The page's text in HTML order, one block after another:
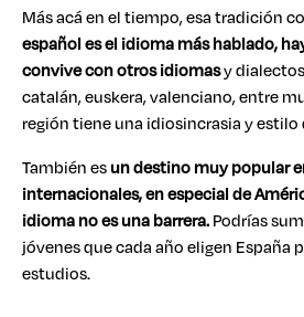
Más acá en el tiempo, esa tradición
español es el idioma más hablado,
convive con otros idiomasy
catalán, euskera, valenciano, entre
región tiene una idiosincrasia y estilo
También esun destino muy popular
internacionales, en especial de
idioma no es una barrera.Podrías
jóvenes que cada año eligen España
estudios.